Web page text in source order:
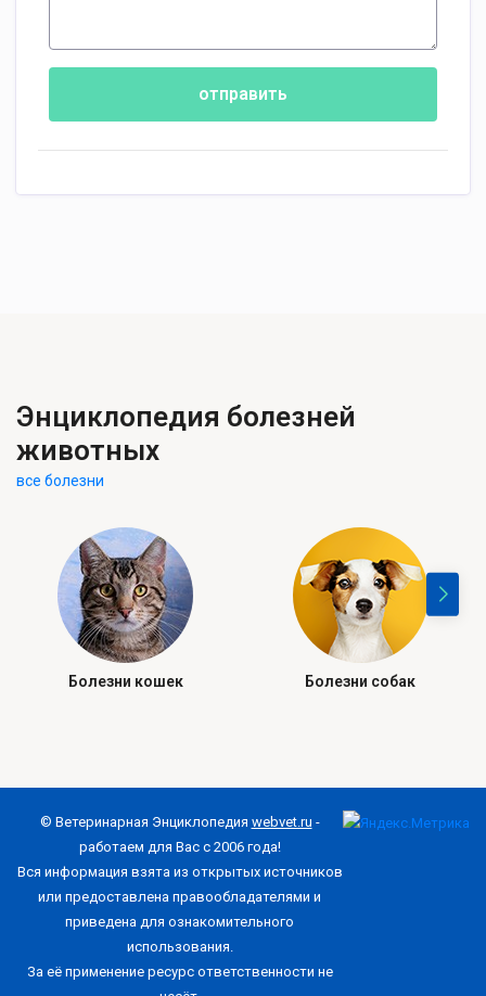
отправить
Энциклопедия болезней
животных
все болезни
Болезни кошек Болезни собак
© Ветеринарная Энциклопедия webvet.ru -
работаем для Вас с 2006 года!
Вся информация взята из открытых источников
или предоставлена правообладателями и
приведена для ознакомительного
использования.
За её применение ресурс ответственности не